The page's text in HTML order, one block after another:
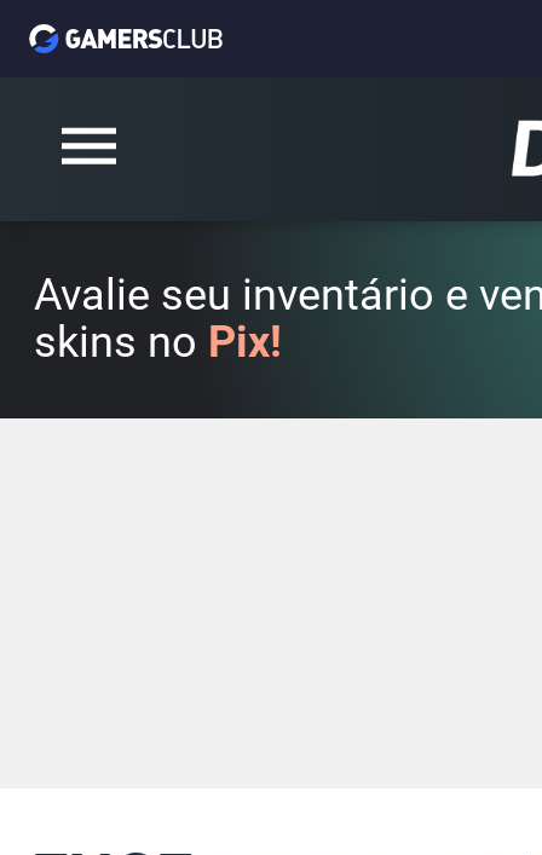
Avalie seu inventário e
skins no Pix!